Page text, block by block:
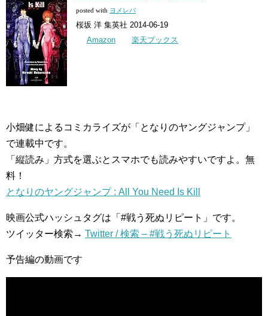
posted with ヨメレバ
桜坂 洋 集英社 2014-06-19
Amazon
楽天ブックス
小畑健によるコミカライズが「となりのヤングジャンプ」
で連載中です。
「縦読み」方式を選ぶとスマホでも読みやすいですよ。無
料！
となりのヤングジャンプ : All You Need Is Kill
映画公式ハッシュタグは「#戦う死ぬリピート」です。
ツイッター検索→ Twitter / 検索 – #戦う死ぬリピート
予告編の動画です